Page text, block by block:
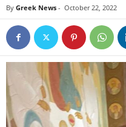
By Greek News - October 22, 2022